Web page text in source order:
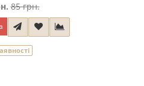
85 грн.